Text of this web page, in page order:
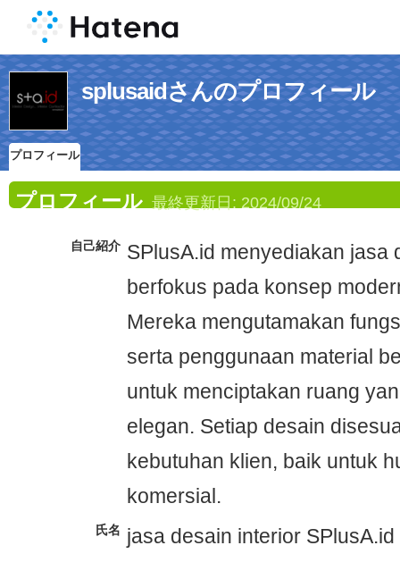
splusaidさんのプロフィール
プロフィール
プロフィール 最終更新日: 2024/09/24
自己紹介 SPlusA.id menyediakan jasa
berfokus pada konsep
Mereka mengutamakan
serta penggunaan material
untuk menciptakan ruang
elegan. Setiap desain
kebutuhan klien, baik untuk
komersial.
氏名 jasa desain interior SPlusA.id